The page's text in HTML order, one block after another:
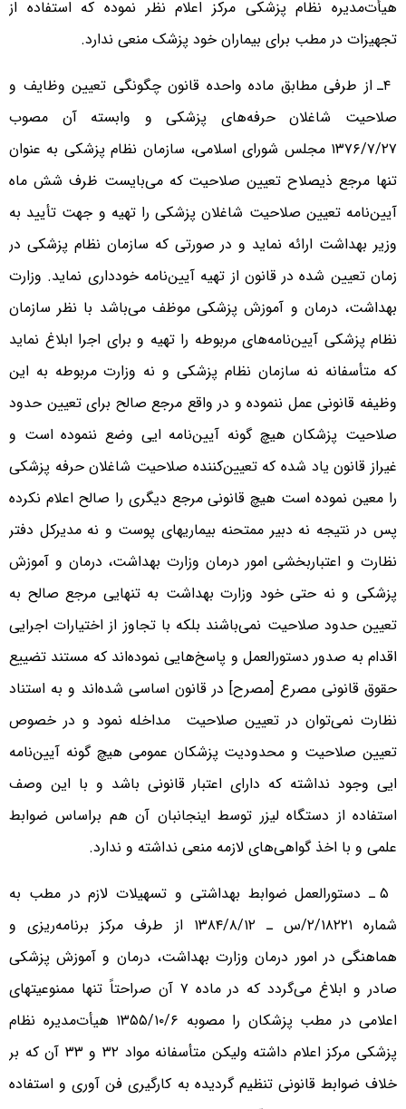
هیأت‌مدیره نظام پزشکی مرکز اعلام نظر نموده که استفاده از
تجهیزات در مطب برای بیماران خود پزشک منعی ندارد.
۴ـ از طرفی مطابق ماده واحده قانون چگونگی تعیین وظایف و
صلاحیت شاغلان حرفه‌های پزشکی و وابسته آن مصوب
۱۳۷۶/۷/۲۷ مجلس شورای اسلامی، سازمان نظام پزشکی به عنوان
تنها مرجع ذیصلاح تعیین صلاحیت که می‌بایست ظرف شش ماه
آیین‌نامه تعیین صلاحیت شاغلان پزشکی را تهیه و جهت تأیید به
وزیر بهداشت ارائه نماید و در صورتی که سازمان نظام پزشکی در
زمان تعیین شده در قانون از تهیه آیین‌نامه خودداری نماید. وزارت
بهداشت، درمان و آموزش پزشکی موظف می‌باشد با نظر سازمان
نظام پزشکی آیین‌نامه‌های مربوطه را تهیه و برای اجرا ابلاغ نماید
که متأسفانه نه سازمان نظام پزشکی و نه وزارت مربوطه به این
وظیفه قانونی عمل ننموده و در واقع مرجع صالح برای تعیین حدود
صلاحیت پزشکان هیچ گونه آیین‌نامه ایی وضع ننموده است و
غیراز قانون یاد شده که تعیین‌کننده صلاحیت شاغلان حرفه پزشکی
را معین نموده است هیچ قانونی مرجع دیگری را صالح اعلام نکرده
پس در نتیجه نه دبیر ممتحنه بیماریهای پوست و نه مدیرکل دفتر
نظارت و اعتباربخشی امور درمان وزارت بهداشت، درمان و آموزش
پزشکی و نه حتی خود وزارت بهداشت به تنهایی مرجع صالح به
تعیین حدود صلاحیت نمی‌باشند بلکه با تجاوز از اختیارات اجرایی
اقدام به صدور دستورالعمل و پاسخ‌هایی نموده‌اند که مستند تضییع
حقوق قانونی مصرع [مصرح] در قانون اساسی شده‌اند و به استناد
نظارت نمی‌توان در تعیین صلاحیت مداخله نمود و در خصوص
تعیین صلاحیت و محدودیت پزشکان عمومی هیچ گونه آیین‌نامه
ایی وجود نداشته که دارای اعتبار قانونی باشد و با این وصف
استفاده از دستگاه لیزر توسط اینجانبان آن هم براساس ضوابط
علمی و با اخذ گواهی‌های لازمه منعی نداشته و ندارد.
۵ ـ دستورالعمل ضوابط بهداشتی و تسهیلات لازم در مطب به
شماره ۲/۱۸۲۲۱/س ـ ۱۳۸۴/۸/۱۲ از طرف مرکز برنامه‌ریزی و
هماهنگی در امور درمان وزارت بهداشت، درمان و آموزش پزشکی
صادر و ابلاغ می‌گردد که در ماده ۷ آن صراحتاً تنها ممنوعیتهای
اعلامی در مطب پزشکان را مصوبه ۱۳۵۵/۱۰/۶ هیأت‌مدیره نظام
پزشکی مرکز اعلام داشته ولیکن متأسفانه مواد ۳۲ و ۳۳ آن که بر
خلاف ضوابط قانونی تنظیم گردیده به کارگیری فن آوری و استفاده